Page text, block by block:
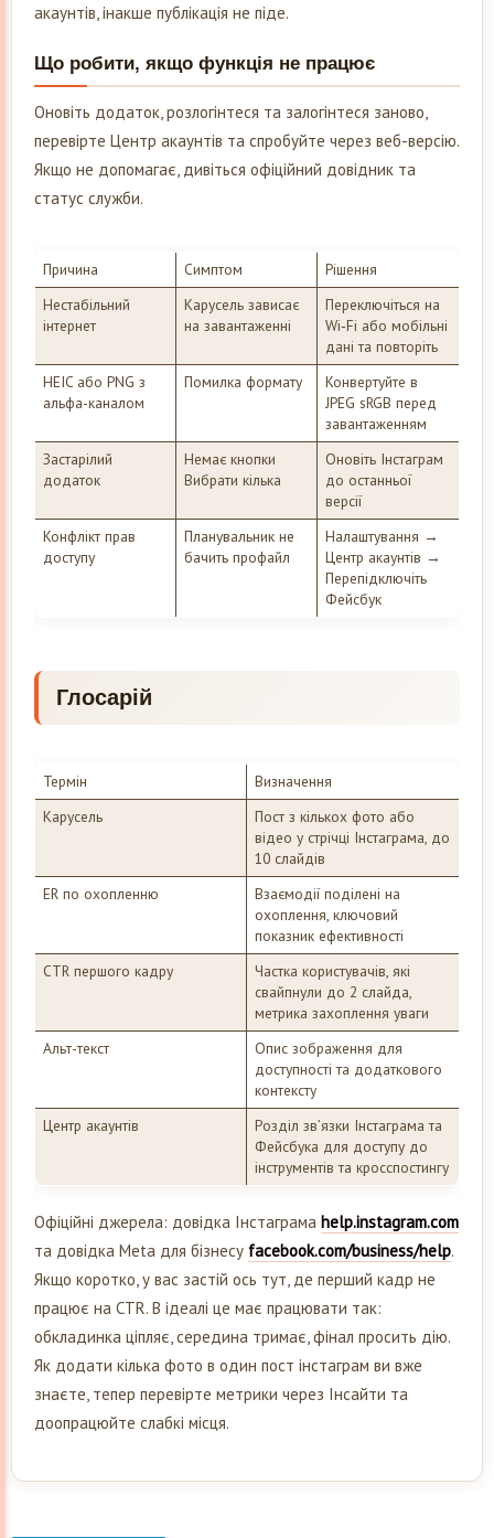
акаунтів, інакше публікація не піде.
Що робити, якщо функція не працює
Оновіть додаток, розлогінтеся та залогінтеся заново,
перевірте Центр акаунтів та спробуйте через веб-версію.
Якщо не допомагає, дивіться офіційний довідник та
статус служби.
Причина Симптом
Рішення
Нестабільний
інтернет
Карусель зависає
на завантаженні
Переключіться на
Wi‑Fi або мобільні
дані та повторіть
HEIC або PNG з
альфа-каналом
Помилка формату
Конвертуйте в
JPEG sRGB перед
завантаженням
Застарілий
додаток
Немає кнопки
Вибрати кілька
Оновіть Інстаграм
до останньої
версії
Конфлікт прав
доступу
Планувальник не
бачить профайл
Налаштування →
Центр акаунтів →
Перепідключіть
Фейсбук
Глосарій
Термін
Визначення
Карусель
Пост з кількох фото або
відео у стрічці Інстаграма, до
10 слайдів
ER по охопленню
Взаємодії поділені на
охоплення, ключовий
показник ефективності
CTR першого кадру
Частка користувачів, які
свайпнули до 2 слайда,
метрика захоплення уваги
Альт-текст
Опис зображення для
доступності та додаткового
контексту
Центр акаунтів
Розділ зв’язки Інстаграма та
Фейсбука для доступу до
інструментів та кросспостингу
Офіційні джерела: довідка Інстаграма help.instagram.com
та довідка Meta для бізнесу facebook.com/business/help.
Якщо коротко, у вас застій ось тут, де перший кадр не
працює на CTR. В ідеалі це має працювати так:
обкладинка ціпляє, середина тримає, фінал просить дію.
Як додати кілька фото в один пост інстаграм ви вже
знаєте, тепер перевірте метрики через Інсайти та
доопрацюйте слабкі місця.